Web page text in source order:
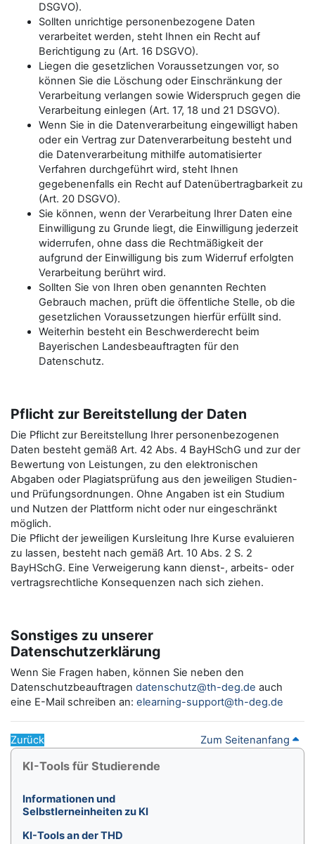
DSGVO).
Sollten unrichtige personenbezogene Daten
verarbeitet werden, steht Ihnen ein Recht auf
Berichtigung zu (Art. 16 DSGVO).
Liegen die gesetzlichen Voraussetzungen vor, so
können Sie die Löschung oder Einschränkung der
Verarbeitung verlangen sowie Widerspruch gegen die
Verarbeitung einlegen (Art. 17, 18 und 21 DSGVO).
Wenn Sie in die Datenverarbeitung eingewilligt haben
oder ein Vertrag zur Datenverarbeitung besteht und
die Datenverarbeitung mithilfe automatisierter
Verfahren durchgeführt wird, steht Ihnen
gegebenenfalls ein Recht auf Datenübertragbarkeit zu
(Art. 20 DSGVO).
Sie können, wenn der Verarbeitung Ihrer Daten eine
Einwilligung zu Grunde liegt, die Einwilligung jederzeit
widerrufen, ohne dass die Rechtmäßigkeit der
aufgrund der Einwilligung bis zum Widerruf erfolgten
Verarbeitung berührt wird.
Sollten Sie von Ihren oben genannten Rechten
Gebrauch machen, prüft die öffentliche Stelle, ob die
gesetzlichen Voraussetzungen hierfür erfüllt sind.
Weiterhin besteht ein Beschwerderecht beim
Bayerischen Landesbeauftragten für den
Datenschutz.
Pflicht zur Bereitstellung der Daten
Die Pflicht zur Bereitstellung Ihrer personenbezogenen
Daten besteht gemäß Art. 42 Abs. 4 BayHSchG und zur der
Bewertung von Leistungen, zu den elektronischen
Abgaben oder Plagiatsprüfung aus den jeweiligen Studien-
und Prüfungsordnungen. Ohne Angaben ist ein Studium
und Nutzen der Plattform nicht oder nur eingeschränkt
möglich.
Die Pflicht der jeweiligen Kursleitung Ihre Kurse evaluieren
zu lassen, besteht nach gemäß Art. 10 Abs. 2 S. 2
BayHSchG. Eine Verweigerung kann dienst-, arbeits- oder
vertragsrechtliche Konsequenzen nach sich ziehen.
Sonstiges zu unserer
Datenschutzerklärung
Wenn Sie Fragen haben, können Sie neben den
Datenschutzbeauftragen datenschutz@th-deg.de auch
eine E-Mail schreiben an: elearning-support@th-deg.de
Zurück Zum Seitenanfang
Blöcke
KI-Tools für Studierende überspringen
KI-Tools für Studierende
Informationen und
Selbstlerneinheiten zu KI
KI-Tools an der THD